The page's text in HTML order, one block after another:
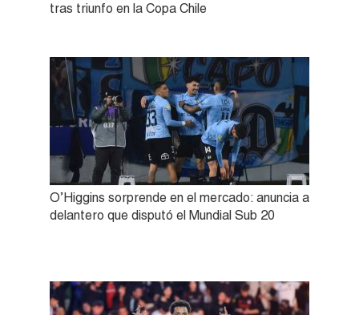
tras triunfo en la Copa Chile
O’Higgins sorprende en el mercado: anuncia a
delantero que disputó el Mundial Sub 20